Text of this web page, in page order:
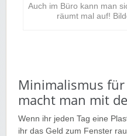
Auch im Büro kann man
räumt mal auf!
Minimalismus für
macht man mit
Wenn ihr jeden Tag eine
ihr das Geld zum Fenster